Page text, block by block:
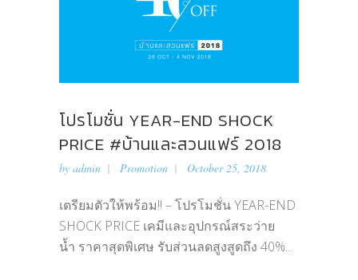
โปรโมชั่น YEAR-END SHOCK
PRICE #บ้านและสวนแฟร์ 2018
by admin Promotion October 25, 2018
เตรียมตัวให้พร้อม!! – โปรโมชั่น YEAR-END
SHOCK PRICE เคมีและอุปกรณ์สระว่าย
น้ำ ราคาสุดพิเศษ รับส่วนลดสูงสูดถึง 40%...